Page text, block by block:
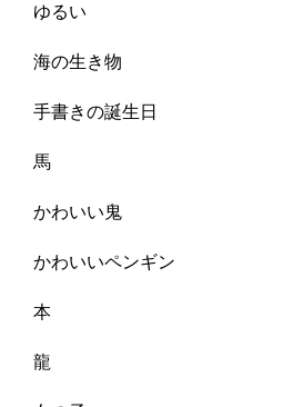
ゆるい
海の生き物
手書きの誕生日
馬
かわいい鬼
かわいいペンギン
本
龍